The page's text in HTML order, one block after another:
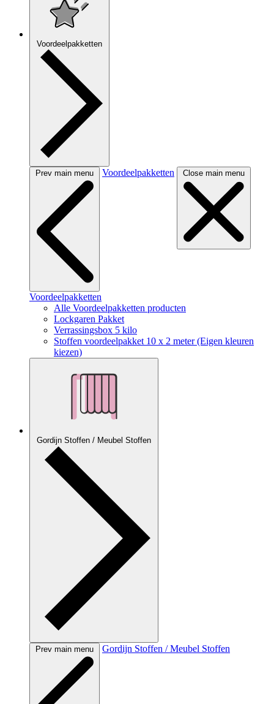
Voordeelpakketten
Prev main menu Voordeelpakketten Close main menu
Voordeelpakketten
Alle Voordeelpakketten producten
Lockgaren Pakket
Verrassingsbox 5 kilo
Stoffen voordeelpakket 10 x 2 meter (Eigen kleuren
kiezen)
Gordijn Stoffen / Meubel Stoffen
Prev main menu Gordijn Stoffen / Meubel Stoffen